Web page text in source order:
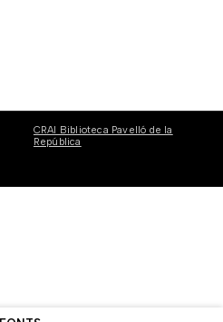
CRAI Biblioteca Pavelló de la
República